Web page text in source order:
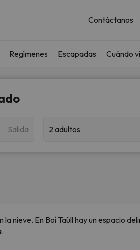
Contáctanos
Regímenes Escapadas Cuándo
Salida 2 adultos
En Boí Taüll hay un espacio